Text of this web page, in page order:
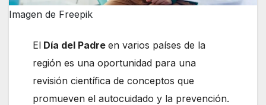
Imagen de Freepik
El Día del Padre en varios países de la
región es una oportunidad para una
revisión científica de conceptos que
promueven el autocuidado y la prevención.